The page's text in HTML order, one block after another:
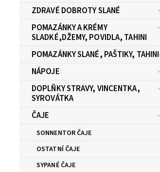
ZDRAVÉ DOBROTY SLANÉ
POMAZÁNKY A KRÉMY
SLADKÉ,DŽEMY, POVIDLA, TAHINI
POMAZÁNKY SLANÉ, PAŠTIKY, TAHINI
NÁPOJE
DOPLŇKY STRAVY, VINCENTKA,
SYROVÁTKA
ČAJE
SONNENTOR ČAJE
OSTATNÍ ČAJE
SYPANÉ ČAJE